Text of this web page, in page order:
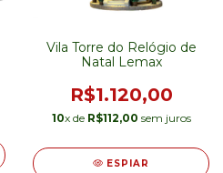
Vila Torre do Relógio de
Natal Lemax
R$1.120,00
10x de R$112,00 sem juros
ESPIAR